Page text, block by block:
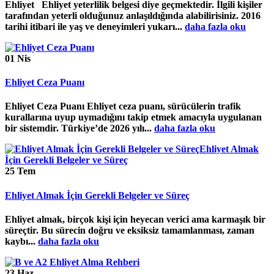
Ehliyet Ehliyet yeterlilik belgesi diye geçmektedir. İlgili kişiler
tarafından yeterli olduğunuz anlaşıldığında alabilirisiniz. 2016
tarihi itibari ile yaş ve deneyimleri yukarı... daha fazla oku
01 Nis
Ehliyet Ceza Puanı
Ehliyet Ceza Puanı Ehliyet ceza puanı, sürücülerin trafik
kurallarına uyup uymadığını takip etmek amacıyla uygulanan
bir sistemdir. Türkiye’de 2026 yılı... daha fazla oku
25 Tem
Ehliyet Almak İçin Gerekli Belgeler ve Süreç
Ehliyet almak, birçok kişi için heyecan verici ama karmaşık bir
süreçtir. Bu sürecin doğru ve eksiksiz tamamlanması, zaman
kaybı... daha fazla oku